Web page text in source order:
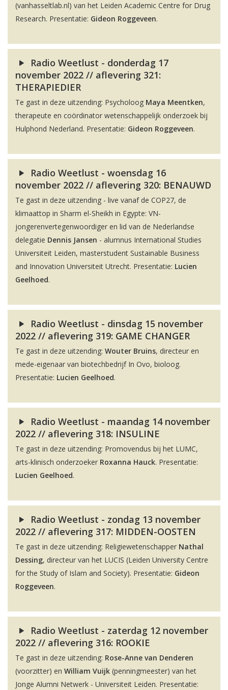
(vanhasseltlab.nl) van het Leiden Academic Centre for Drug
Research. Presentatie: Gideon Roggeveen.
Radio Weetlust - donderdag 17
november 2022 // aflevering 321:
THERAPIEDIER
Te gast in deze uitzending: Psycholoog Maya Meentken,
therapeute en coördinator wetenschappelijk onderzoek bij
Hulphond Nederland. Presentatie: Gideon Roggeveen.
Radio Weetlust - woensdag 16
november 2022 // aflevering 320: BENAUWD
Te gast in deze uitzending - live vanaf de COP27, de
klimaattop in Sharm el-Sheikh in Egypte: VN-
jongerenvertegenwoordiger en lid van de Nederlandse
delegatie Dennis Jansen - alumnus International Studies
Universiteit Leiden, masterstudent Sustainable Business
and Innovation Universiteit Utrecht. Presentatie: Lucien
Geelhoed.
Radio Weetlust - dinsdag 15 november
2022 // aflevering 319: GAME CHANGER
Te gast in deze uitzending: Wouter Bruins, directeur en
mede-eigenaar van biotechbedrijf In Ovo, bioloog.
Presentatie: Lucien Geelhoed.
Radio Weetlust - maandag 14 november
2022 // aflevering 318: INSULINE
Te gast in deze uitzending: Promovendus bij het LUMC,
arts-klinisch onderzoeker Roxanna Hauck. Presentatie:
Lucien Geelhoed.
Radio Weetlust - zondag 13 november
2022 // aflevering 317: MIDDEN-OOSTEN
Te gast in deze uitzending: Religiewetenschapper Nathal
Dessing, directeur van het LUCIS (Leiden University Centre
for the Study of Islam and Society). Presentatie: Gideon
Roggeveen.
Radio Weetlust - zaterdag 12 november
2022 // aflevering 316: ROOKIE
Te gast in deze uitzending: Rose-Anne van Denderen
(voorzitter) en William Vuijk (penningmeester) van het
Jonge Alumni Netwerk - Universiteit Leiden. Presentatie: